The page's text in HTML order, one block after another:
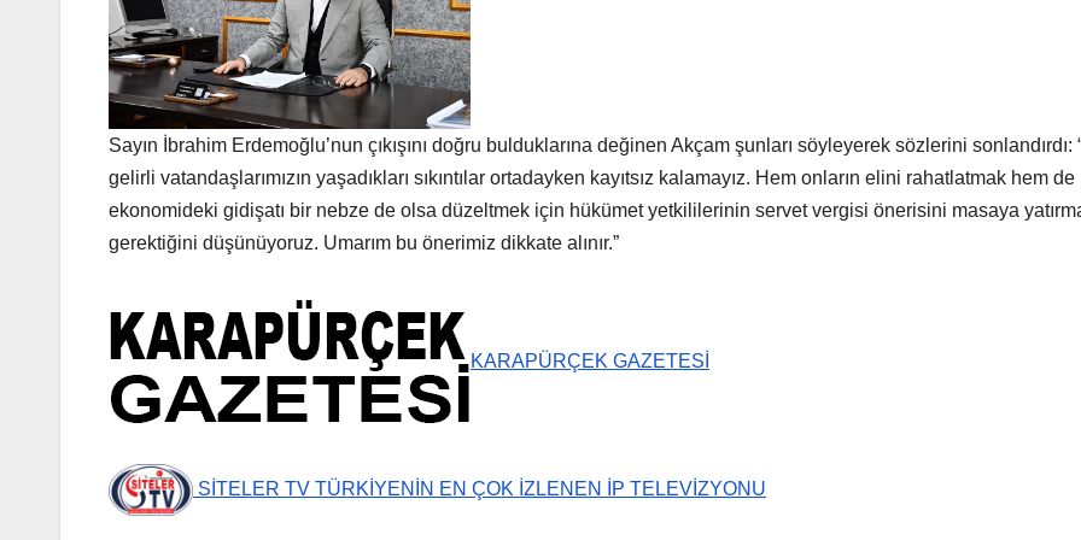
Sayın İbrahim Erdemoğlu’nun çıkışını doğru bulduklarına değinen Akçam şunları söyleyerek sözlerini sonlandırdı:
gelirli vatandaşlarımızın yaşadıkları sıkıntılar ortadayken kayıtsız kalamayız. Hem onların elini rahatlatmak hem de
ekonomideki gidişatı bir nebze de olsa düzeltmek için hükümet yetkililerinin servet vergisi önerisini masaya
gerektiğini düşünüyoruz. Umarım bu önerimiz dikkate alınır.”
KARAPÜRÇEK GAZETESİ
SİTELER TV TÜRKİYENİN EN ÇOK İZLENEN İP TELEVİZYONU